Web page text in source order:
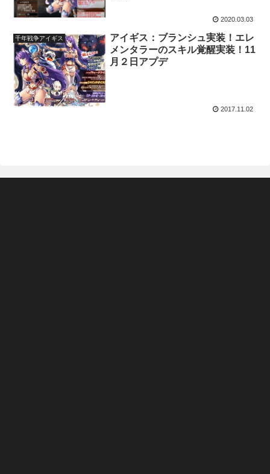
2020.03.03
千年戦争アイギス
アイギス：ブランシュ実装！エレ
メンタラーのスキル覚醒実装！11
月２日アプデ
2017.11.02